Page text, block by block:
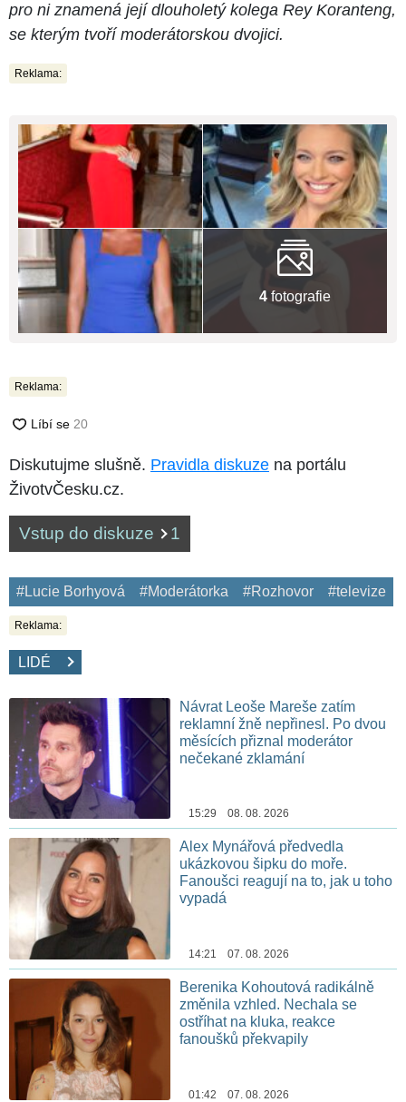
pro ni znamená její dlouholetý kolega Rey Koranteng,
se kterým tvoří moderátorskou dvojici.
Reklama:
4 fotografie
Reklama:
Diskutujme slušně. Pravidla diskuze na portálu
ŽivotvČesku.cz.
Vstup do diskuze 1
#Lucie Borhyová #Moderátorka #Rozhovor #televize
Reklama:
LIDÉ
Návrat Leoše Mareše zatím
reklamní žně nepřinesl. Po dvou
měsících přiznal moderátor
nečekané zklamání
15:29 08. 08. 2026
Alex Mynářová předvedla
ukázkovou šipku do moře.
Fanoušci reagují na to, jak u toho
vypadá
14:21 07. 08. 2026
Berenika Kohoutová radikálně
změnila vzhled. Nechala se
ostříhat na kluka, reakce
fanoušků překvapily
01:42 07. 08. 2026